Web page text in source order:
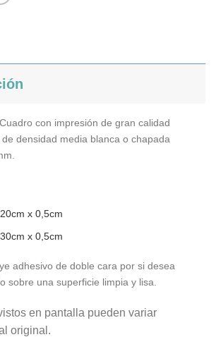
con impresión de gran calidad
densidad media blanca o chapada
x 0,5cm
x 0,5cm
adhesivo de doble cara por si desea
sobre una superficie limpia y lisa.
en pantalla pueden variar
original.